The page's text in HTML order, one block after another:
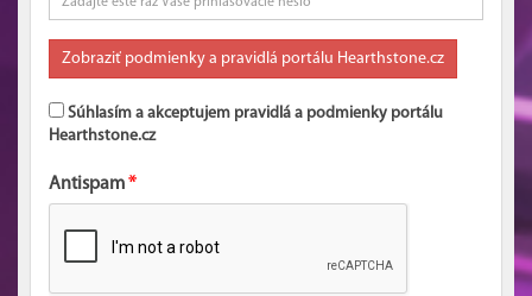
Súhlasím a akceptujem pravidlá a podmienky portálu
Hearthstone.cz
Antispam